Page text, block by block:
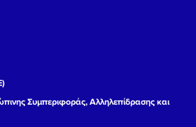
Συμπεριφοράς, Αλληλεπίδρασης και